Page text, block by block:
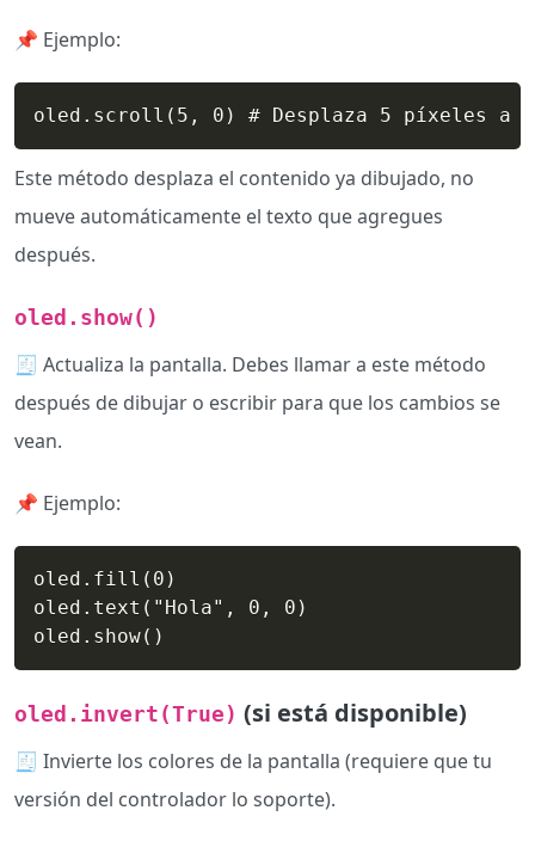
📌 Ejemplo:
oled.scroll(5, 0) # Desplaza 5 píxeles a
Este método desplaza el contenido ya dibujado, no
mueve automáticamente el texto que agregues
después.
oled.show()
🧾 Actualiza la pantalla. Debes llamar a este método
después de dibujar o escribir para que los cambios se
vean.
📌 Ejemplo:
oled.fill(0)
oled.text("Hola", 0, 0)
oled.show()
oled.invert(True) (si está disponible)
🧾 Invierte los colores de la pantalla (requiere que tu
versión del controlador lo soporte).